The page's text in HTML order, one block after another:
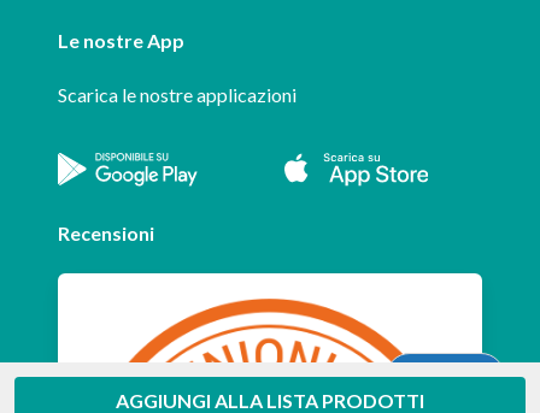
AGGIUNGI ALLA LISTA PRODOTTI
Le nostre App
Scarica le nostre applicazioni
Recensioni
Aiuto